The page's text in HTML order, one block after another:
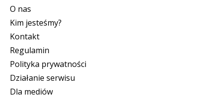
O nas
Kim jesteśmy?
Kontakt
Regulamin
Polityka prywatności
Działanie serwisu
Dla mediów